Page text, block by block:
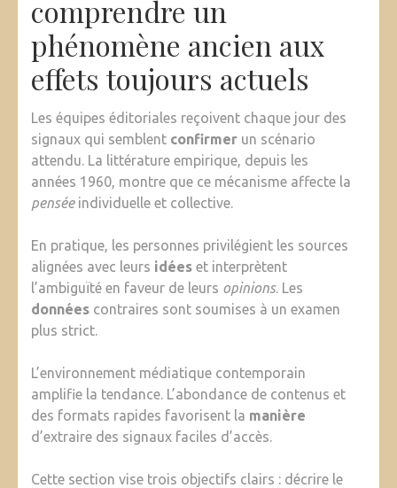
comprendre un
phénomène ancien aux
effets toujours actuels
Les équipes éditoriales reçoivent chaque jour des
signaux qui semblent confirmer un scénario
attendu. La littérature empirique, depuis les
années 1960, montre que ce mécanisme affecte la
penséeindividuelle et collective.
En pratique, les personnes privilégient les sources
alignées avec leurs idées et interprètent
l’ambiguïté en faveur de leurs opinions. Les
données contraires sont soumises à un examen
plus strict.
L’environnement médiatique contemporain
amplifie la tendance. L’abondance de contenus et
des formats rapides favorisent la manière
d’extraire des signaux faciles d’accès.
Cette section vise trois objectifs clairs : décrire le